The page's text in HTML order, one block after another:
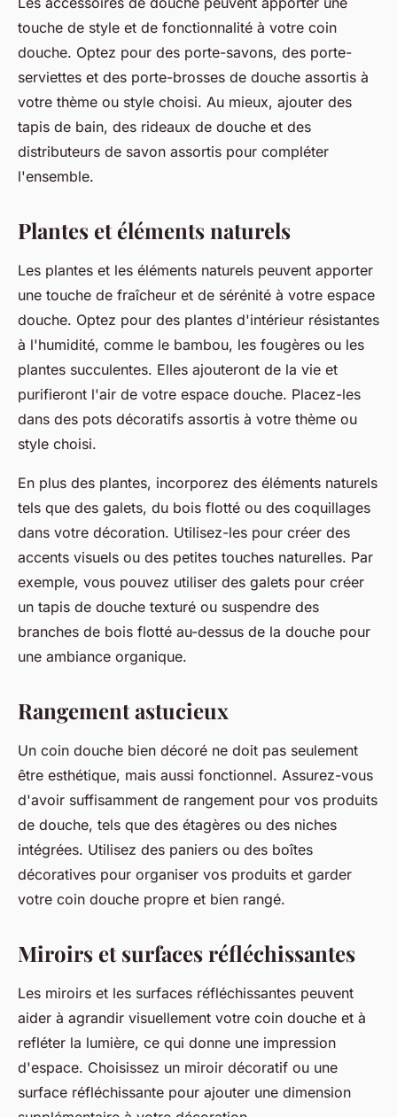
touche de style et de fonctionnalité à votre coin
douche. Optez pour des porte-savons, des porte-
serviettes et des porte-brosses de douche assortis à
votre thème ou style choisi. Au mieux, ajouter des
tapis de bain, des rideaux de douche et des
distributeurs de savon assortis pour compléter
l'ensemble.
Plantes et éléments naturels
Les plantes et les éléments naturels peuvent apporter
une touche de fraîcheur et de sérénité à votre espace
douche. Optez pour des plantes d'intérieur résistantes
à l'humidité, comme le bambou, les fougères ou les
plantes succulentes. Elles ajouteront de la vie et
purifieront l'air de votre espace douche. Placez-les
dans des pots décoratifs assortis à votre thème ou
style choisi.
En plus des plantes, incorporez des éléments naturels
tels que des galets, du bois flotté ou des coquillages
dans votre décoration. Utilisez-les pour créer des
accents visuels ou des petites touches naturelles. Par
exemple, vous pouvez utiliser des galets pour créer
un tapis de douche texturé ou suspendre des
branches de bois flotté au-dessus de la douche pour
une ambiance organique.
Rangement astucieux
Un coin douche bien décoré ne doit pas seulement
être esthétique, mais aussi fonctionnel. Assurez-vous
d'avoir suffisamment de rangement pour vos produits
de douche, tels que des étagères ou des niches
intégrées. Utilisez des paniers ou des boîtes
décoratives pour organiser vos produits et garder
votre coin douche propre et bien rangé.
Miroirs et surfaces réfléchissantes
Les miroirs et les surfaces réfléchissantes peuvent
aider à agrandir visuellement votre coin douche et à
refléter la lumière, ce qui donne une impression
d'espace. Choisissez un miroir décoratif ou une
surface réfléchissante pour ajouter une dimension